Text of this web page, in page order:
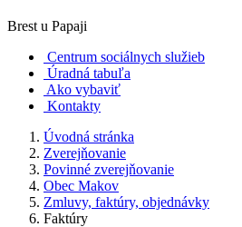
Brest u Papaji
Centrum sociálnych služieb
Úradná tabuľa
Ako vybaviť
Kontakty
Úvodná stránka
Zverejňovanie
Povinné zverejňovanie
Obec Makov
Zmluvy, faktúry, objednávky
Faktúry